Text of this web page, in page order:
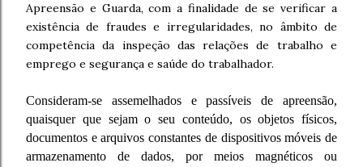
Apreensão e Guarda, com a finalidade de se verificar a
existência de fraudes e irregularidades, no âmbito de
competência da inspeção das relações de trabalho e
emprego e segurança e saúde do trabalhador.
Consideram-se assemelhados e passíveis de apreensão,
quaisquer que sejam o seu conteúdo, os objetos físicos,
documentos e arquivos constantes de dispositivos móveis de
armazenamento de dados, por meios magnéticos ou